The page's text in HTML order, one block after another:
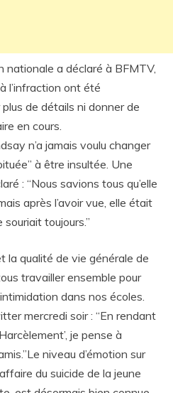
nationale a déclaré à BFMTV,
l’infraction ont été
de détails ni donner de
en cours.
n’a jamais voulu changer
à être insultée. Une
: “Nous savions tous qu’elle
après l’avoir vue, elle était
toujours.”
la qualité de vie générale de
travailler ensemble pour
dans nos écoles.
mercredi soir : “En rendant
je pense à
niveau d’émotion sur
du suicide de la jeune